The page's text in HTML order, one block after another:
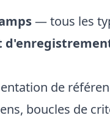
— tous les
de
boucles de